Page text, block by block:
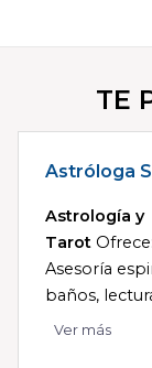
TE
Astróloga
Astrología y
Tarot Ofrece:
Asesoría
baños,
Ver más